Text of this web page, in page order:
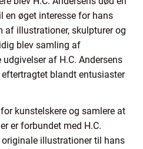
en øget interesse for hans
af illustrationer, skulpturer og
blev samling af
af H.C. Andersens
blandt entusiaster
kunstelskere og samlere at
er forbundet med H.C.
illustrationer til hans